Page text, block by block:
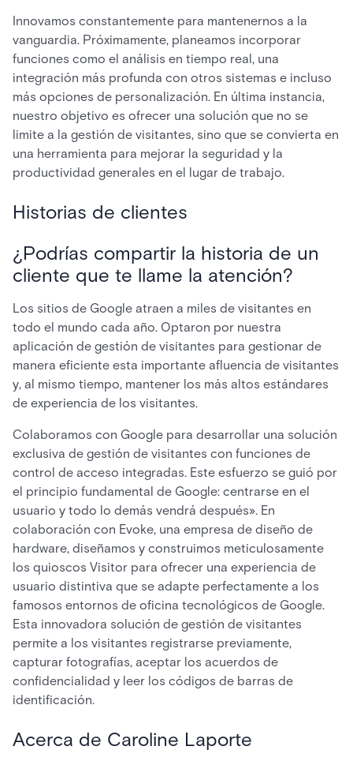
Innovamos constantemente para mantenernos a la
vanguardia. Próximamente, planeamos incorporar
funciones como el análisis en tiempo real, una
integración más profunda con otros sistemas e incluso
más opciones de personalización. En última instancia,
nuestro objetivo es ofrecer una solución que no se
limite a la gestión de visitantes, sino que se convierta en
una herramienta para mejorar la seguridad y la
productividad generales en el lugar de trabajo.
Historias de clientes
¿Podrías compartir la historia de un
cliente que te llame la atención?
Los sitios de Google atraen a miles de visitantes en
todo el mundo cada año. Optaron por nuestra
aplicación de gestión de visitantes para gestionar de
manera eficiente esta importante afluencia de visitantes
y, al mismo tiempo, mantener los más altos estándares
de experiencia de los visitantes.
Colaboramos con Google para desarrollar una solución
exclusiva de gestión de visitantes con funciones de
control de acceso integradas. Este esfuerzo se guió por
el principio fundamental de Google: centrarse en el
usuario y todo lo demás vendrá después». En
colaboración con Evoke, una empresa de diseño de
hardware, diseñamos y construimos meticulosamente
los quioscos Visitor para ofrecer una experiencia de
usuario distintiva que se adapte perfectamente a los
famosos entornos de oficina tecnológicos de Google.
Esta innovadora solución de gestión de visitantes
permite a los visitantes registrarse previamente,
capturar fotografías, aceptar los acuerdos de
confidencialidad y leer los códigos de barras de
identificación.
Acerca de Caroline Laporte